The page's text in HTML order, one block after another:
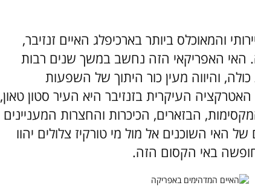
והמאוכלס ביותר בארכיפלג האיים זנזיבר,
האי האפריקאי הזה נחשב במשך שנים רבות
והיווה מעין כור היתוך של השפעות
האטרקציה העיקרית בזנזיבר היא העיר סטון טאון,
הבזארים, הכיכרות והחצרות המעניינים
האי השוכנים אל מול מי טורקיז צלולים יהוו
באי הקסום הזה.